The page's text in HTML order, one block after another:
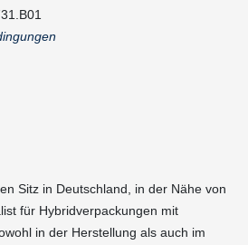
Sitz in Deutschland, in der Nähe von
für Hybridverpackungen mit
in der Herstellung als auch im